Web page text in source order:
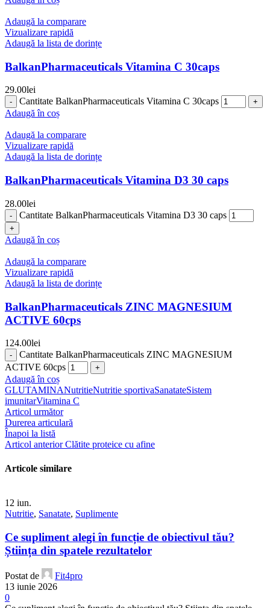
Adaugă la comparare
Vizualizare rapidă
Adaugă la lista de dorințe
BalkanPharmaceuticals Vitamina C 30caps
29.00lei
Cantitate BalkanPharmaceuticals Vitamina C 30caps
Adaugă în coș
Adaugă la comparare
Vizualizare rapidă
Adaugă la lista de dorințe
BalkanPharmaceuticals Vitamina D3 30 caps
28.00lei
Cantitate BalkanPharmaceuticals Vitamina D3 30 caps
Adaugă în coș
Adaugă la comparare
Vizualizare rapidă
Adaugă la lista de dorințe
BalkanPharmaceuticals ZINC MAGNESIUM
ACTIVE 60cps
124.00lei
Cantitate BalkanPharmaceuticals ZINC MAGNESIUM
ACTIVE 60cps
Adaugă în coș
GLUTAMINANutritieNutritie sportivaSanatateSistem
imunitarVitamina C
Articol următor
Durerea articulară
Înapoi la listă
Articol anterior Clătite proteice cu afine
Articole similare
12 iun.
Nutritie, Sanatate, Suplimente
Ce supliment alegi în funcție de obiectivul tău?
Știința din spatele rezultatelor
Postat de
Fit4pro
13 iunie 2026
0